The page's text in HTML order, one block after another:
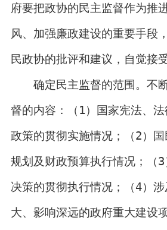
府要把政协的民主监督作为推
风、加强廉政建设的重要手段
民政协的批评和建议，自觉接
确定民主监督的范围。不
督的内容：（1）国家宪法、
政策的贯彻实施情况；（2）
规划及财政预算执行情况；（
决策的贯彻执行情况；（4）
大、影响深远的政府重大建设